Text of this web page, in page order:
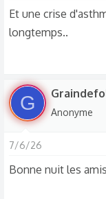
Et une crise
longtemps..
G Anonyme
7/6/26
Bonne nuit les